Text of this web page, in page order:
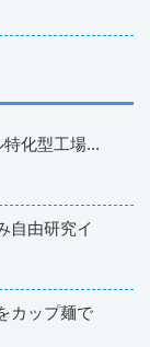
化型工場...
自由研究イ
カップ麺で